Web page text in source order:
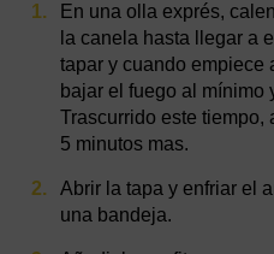
En una olla exprés,
la canela hasta llegar a
tapar y cuando empiece
bajar el fuego al mínimo
Trascurrido este tiempo,
5 minutos mas.
Abrir la tapa y enfriar el
una bandeja.